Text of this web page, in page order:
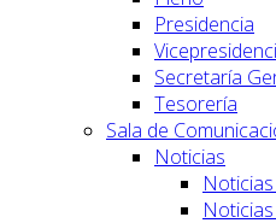
Presidencia
Secretaría
Tesorería
Sala de
Noticias